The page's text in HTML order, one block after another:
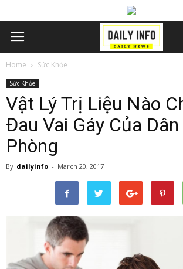
Home Sức Khỏe
Sức Khỏe
Vật Lý Trị Liệu Nào
Đau Vai Gáy Của Dân
Phòng
By dailyinfo - March 20, 2017